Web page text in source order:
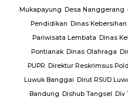
Mukapayung Desa Nanggerang
Pendidikan Dinas
Pariwisata Lembata Dinas
Pontianak Dinas Olahraga
PUPR Direktur Reskrimsus
Luwuk Banggai Dirut RSUD
Bandung Dishub Tangsel Div